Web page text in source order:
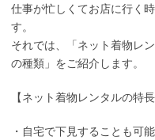
仕事が忙しくてお店に行く
す。
それでは、「ネット着物レ
の種類」をご紹介します。
【ネット着物レンタルの特長
・ 自宅で下見することも可